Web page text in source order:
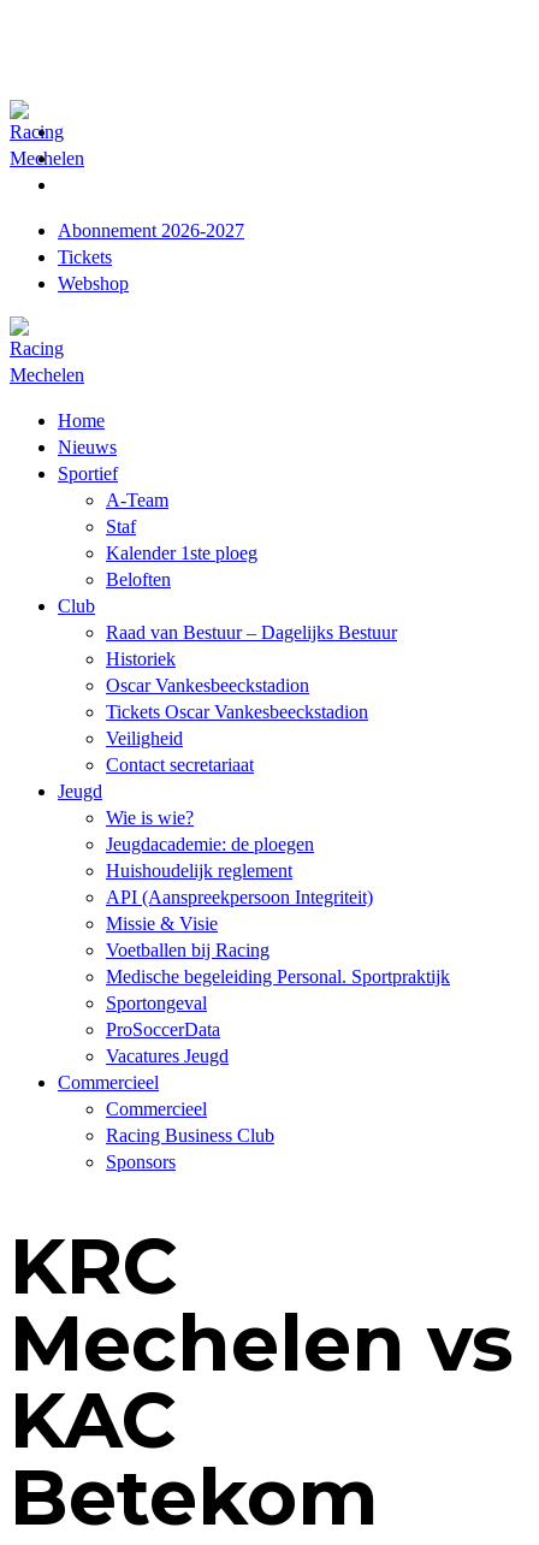
Abonnement 2026-2027
Tickets
Webshop
Home
Nieuws
Sportief
A-Team
Staf
Kalender 1ste ploeg
Beloften
Club
Raad van Bestuur – Dagelijks Bestuur
Historiek
Oscar Vankesbeeckstadion
Tickets Oscar Vankesbeeckstadion
Veiligheid
Contact secretariaat
Jeugd
Wie is wie?
Jeugdacademie: de ploegen
Huishoudelijk reglement
API (Aanspreekpersoon Integriteit)
Missie & Visie
Voetballen bij Racing
Medische begeleiding Personal. Sportpraktijk
Sportongeval
ProSoccerData
Vacatures Jeugd
Commercieel
Commercieel
Racing Business Club
Sponsors
KRC
Mechelen vs
KAC
Betekom